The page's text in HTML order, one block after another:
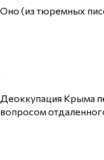
Оно (из тюремных
Деоккупация Крыма перестала быть
вопросом